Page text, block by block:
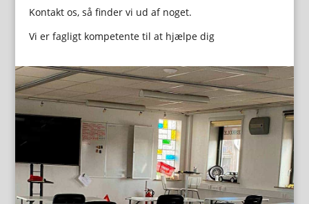
Kontakt os, så finder vi ud af noget.
Vi er fagligt kompetente til at hjælpe dig